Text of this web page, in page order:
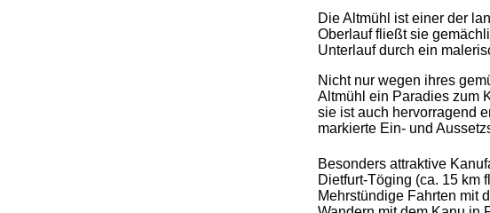
Die Altmühl ist einer der
Oberlauf fließt sie
Unterlauf durch ein
Nicht nur wegen ihres
Altmühl ein Paradies zum
sie ist auch hervorragend
markierte Ein- und
Besonders attraktive
Dietfurt-Töging (ca. 15 km
Mehrstündige Fahrten mit